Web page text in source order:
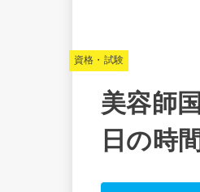
資格・試験
美容師
日の時